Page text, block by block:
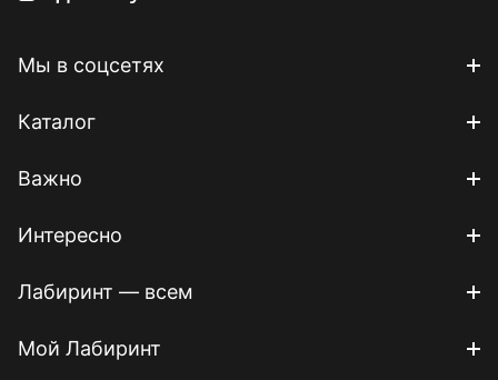
Мы в соцсетях
Каталог
Важно
Интересно
Лабиринт — всем
Мой Лабиринт